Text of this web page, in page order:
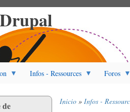
Drupal
Infos - Ressources Foros
Inicio Infos -
de